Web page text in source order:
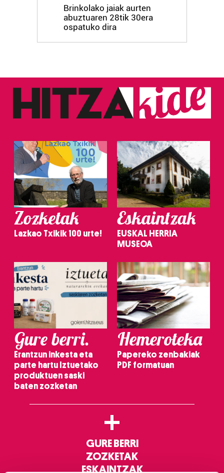
Brinkolako jaiak aurten
abuztuaren 28tik 30era
ospatuko dira
Zozketak
Lazkao Txikik 100 urte!
Eskaintzak
EUSKAL HERRIA
MUSEOA
Gure berri.
Erantzun inkesta eta
parte hartu Iztuetako
produktuen saski
baten zozketan
Hemeroteka
Papereko zenbakiak
PDF formatuan
+
GURE BERRI
ZOZKETAK
ESKAINTZAK